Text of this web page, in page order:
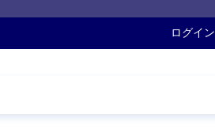
ログイン